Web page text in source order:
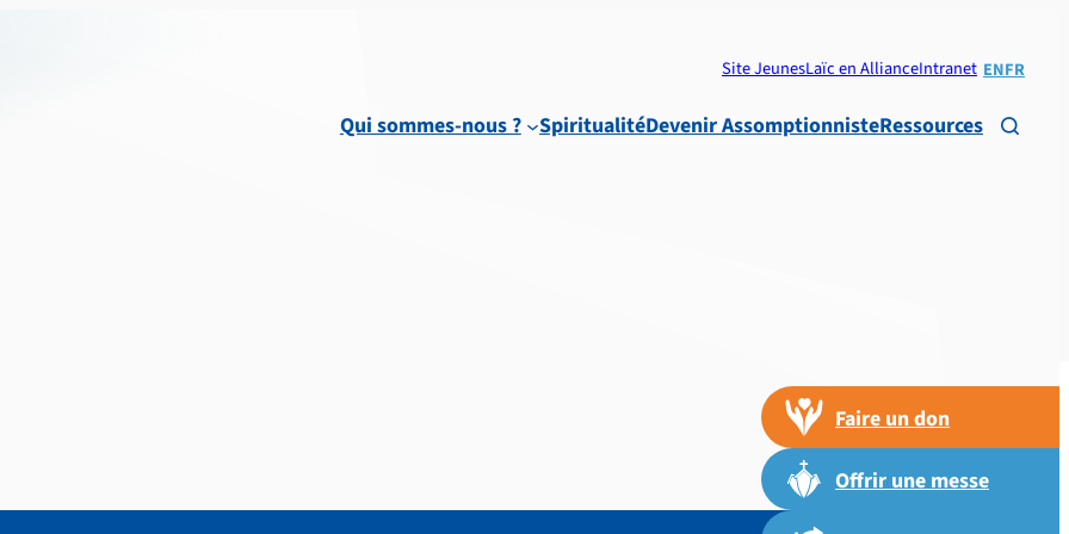
Site JeunesLaïc en AllianceIntranet ENFR
Qui sommes-nous ? SpiritualitéDevenir AssomptionnisteRessources 
Faire un don
Offrir une messe